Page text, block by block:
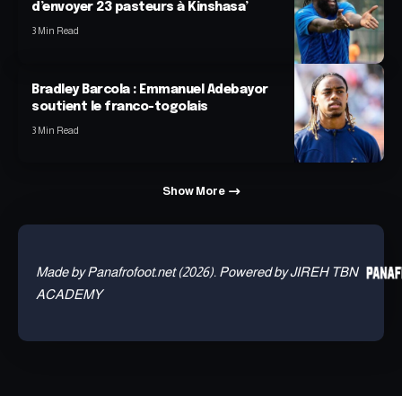
d’envoyer 23 pasteurs à Kinshasa’
3 Min Read
Bradley Barcola : Emmanuel Adebayor
soutient le franco-togolais
3 Min Read
Show More
Made by Panafrofoot.net (2026). Powered by JIREH TBN
ACADEMY